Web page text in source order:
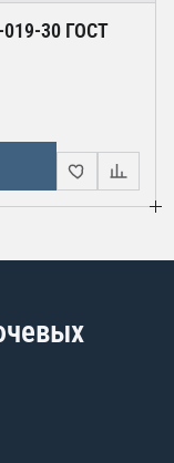
019-30 ГОСТ